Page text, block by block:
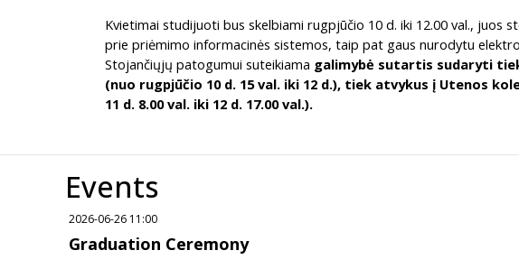
Kvietimai studijuoti bus skelbiami rugpjūčio 10 d. iki 12.00 val., juos
prie priėmimo informacinės sistemos, taip pat gaus nurodytu
Stojančiųjų patogumui suteikiama galimybė sutartis sudaryti
(nuo rugpjūčio 10 d. 15 val. iki 12 d.), tiek atvykus į Utenos
11 d. 8.00 val. iki 12 d. 17.00 val.).
Events
2026-06-26 11:00
Graduation Ceremony